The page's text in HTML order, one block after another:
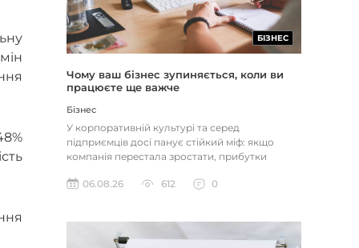
БІЗНЕС
Чому ваш бізнес зупиняється, коли ви
працюєте ще важче
Бізнес
У корпоративній культурі та серед
підприємців досі панує стійкий міф: якщо
компанія перестала зростати, прибутки
06.08.26
612 0